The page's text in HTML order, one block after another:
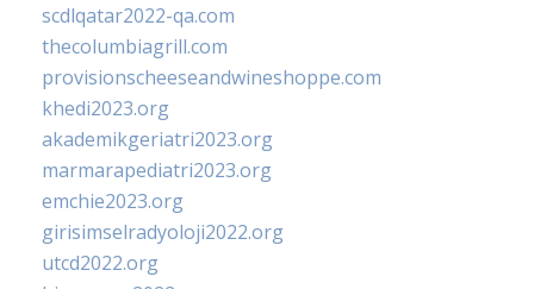
scdlqatar2022-qa.com
thecolumbiagrill.com
provisionscheeseandwineshoppe.com
khedi2023.org
akademikgeriatri2023.org
marmarapediatri2023.org
emchie2023.org
girisimselradyoloji2022.org
utcd2022.org